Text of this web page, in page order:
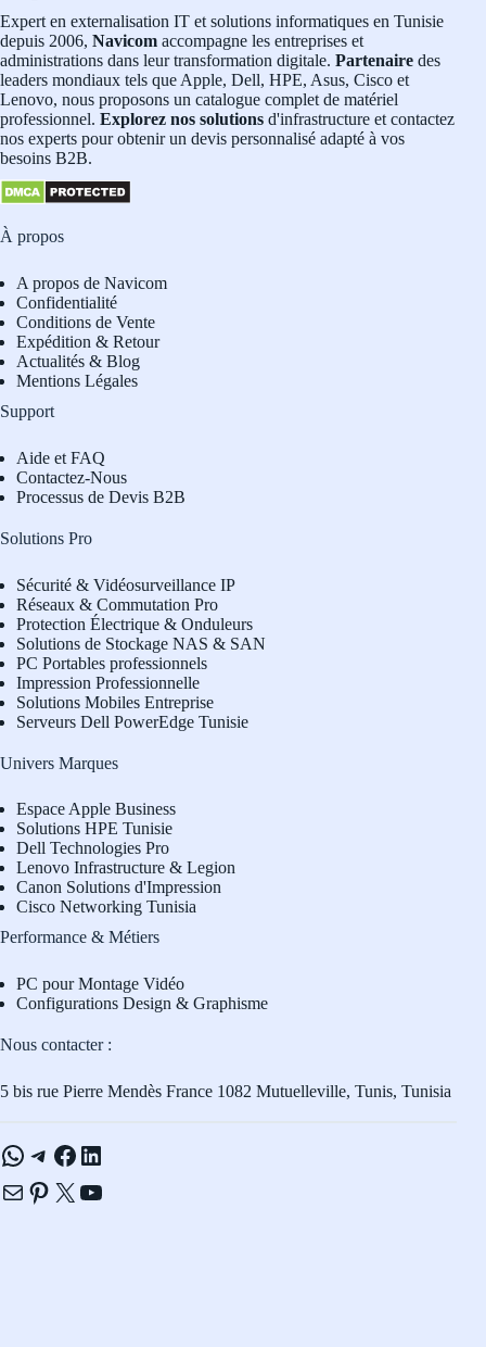
Expert en externalisation IT et solutions informatiques en Tunisie
depuis 2006, Navicom accompagne les entreprises et
administrations dans leur transformation digitale. Partenaire des
leaders mondiaux tels que Apple, Dell, HPE, Asus, Cisco et
Lenovo, nous proposons un catalogue complet de matériel
professionnel. Explorez nos solutions d'infrastructure et contactez
nos experts pour obtenir un devis personnalisé adapté à vos
besoins B2B.
À propos
A propos de Navicom
Confidentialité
Conditions de Vente
Expédition & Retour
Actualités & Blog
Mentions Légales
Support
Aide et FAQ
Contactez-Nous
Processus de Devis B2B
Solutions Pro
Sécurité & Vidéosurveillance IP
Réseaux & Commutation Pro
Protection Électrique & Onduleurs
Solutions de Stockage NAS & SAN
PC Portables professionnels
Impression Professionnelle
Solutions Mobiles Entreprise
Serveurs Dell PowerEdge Tunisie
Univers Marques
Espace Apple Business
Solutions HPE Tunisie
Dell Technologies Pro
Lenovo Infrastructure & Legion
Canon Solutions d'Impression
Cisco Networking Tunisia
Performance & Métiers
PC pour Montage Vidéo
Configurations Design & Graphisme
Nous contacter :
5 bis rue Pierre Mendès France 1082 Mutuelleville, Tunis, Tunisia
WhatsApp
Telegram
Facebook
LinkedIn
E-mailPinterest
X YouTube